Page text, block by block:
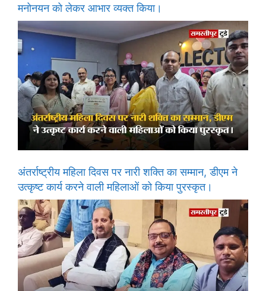
मनोनयन को लेकर आभार व्यक्त किया।
अंतर्राष्ट्रीय महिला दिवस पर नारी शक्ति का सम्मान, डीएम ने
उत्कृष्ट कार्य करने वाली महिलाओं को किया पुरस्कृत।